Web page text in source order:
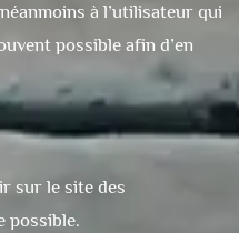
à l’utilisateur qui
possible afin d’en
sur le site des
possible.